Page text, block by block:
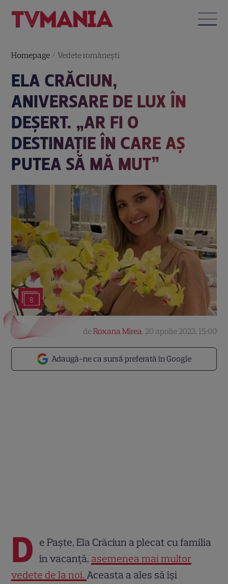
Homepage /Vedete româneşti
ELA CRĂCIUN,
ANIVERSARE DE LUX ÎN
DEȘERT. „AR FI O
DESTINAȚIE ÎN CARE AȘ
PUTEA SĂ MĂ MUT”
8
Adaugă-ne ca sursă preferată în Google
deRoxana Mirea, 20 aprilie 2023, 15:00
D e Paște, Ela Crăciun a plecat cu familia
în vacanță, asemenea mai multor
vedete de la noi. Aceasta a ales să își